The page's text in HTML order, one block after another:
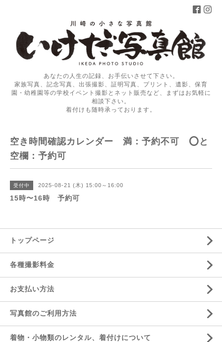
あなたの人生の記録、お手伝いさせて下さい。
家族写真、記念写真、出張撮影、証明写真、プリント、遺影、保育
園・幼稚園等の学校イベント撮影とネット販売など、まずはお気軽に
相談下さい。
着付けも随時承っております。
空き時間確認カレンダー 満：予約不可 ⭕️と
空欄：予約可
受付中 2025-08-21 (木) 15:00～16:00
15時〜16時 予約可
トップページ
各種撮影料金
お支払い方法
写真館のご利用方法
着物・小物類のレンタル、着付けについて